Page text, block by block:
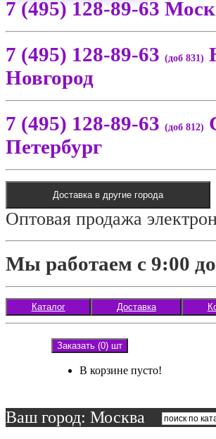
7 (495) 128-89-63
7 (495) 128-89-63 (доб 831)
Новгород
7 (495) 128-89-63 (доб 812)
Петербург
Доставка в другие города
Оптовая продажа
Мы работаем с 9:00
Каталог Доставка
Заказать (0) шт
В корзине пусто!
Ваш город: Москва